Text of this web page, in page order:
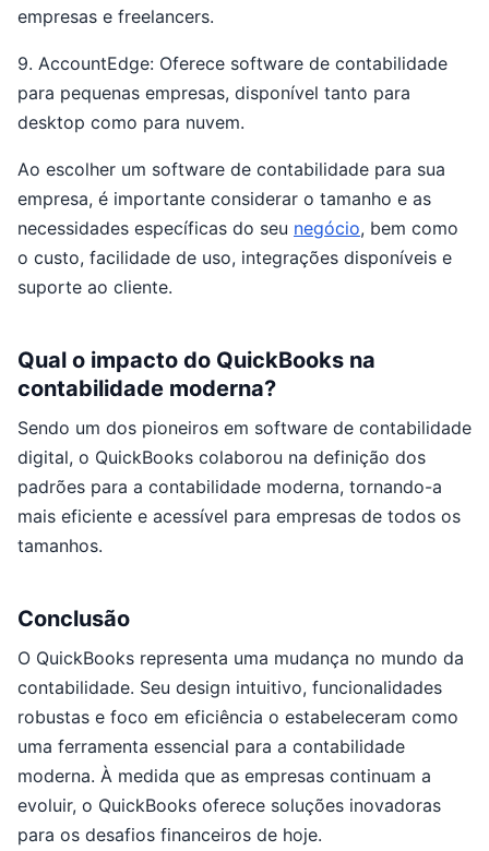
empresas e freelancers.
9. AccountEdge: Oferece software de contabilidade
para pequenas empresas, disponível tanto para
desktop como para nuvem.
Ao escolher um software de contabilidade para sua
empresa, é importante considerar o tamanho e as
necessidades específicas do seu negócio, bem como
o custo, facilidade de uso, integrações disponíveis e
suporte ao cliente.
Qual o impacto do QuickBooks na
contabilidade moderna?
Sendo um dos pioneiros em software de contabilidade
digital, o QuickBooks colaborou na definição dos
padrões para a contabilidade moderna, tornando-a
mais eficiente e acessível para empresas de todos os
tamanhos.
Conclusão
O QuickBooks representa uma mudança no mundo da
contabilidade. Seu design intuitivo, funcionalidades
robustas e foco em eficiência o estabeleceram como
uma ferramenta essencial para a contabilidade
moderna. À medida que as empresas continuam a
evoluir, o QuickBooks oferece soluções inovadoras
para os desafios financeiros de hoje.